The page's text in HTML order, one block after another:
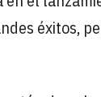
éxitos,